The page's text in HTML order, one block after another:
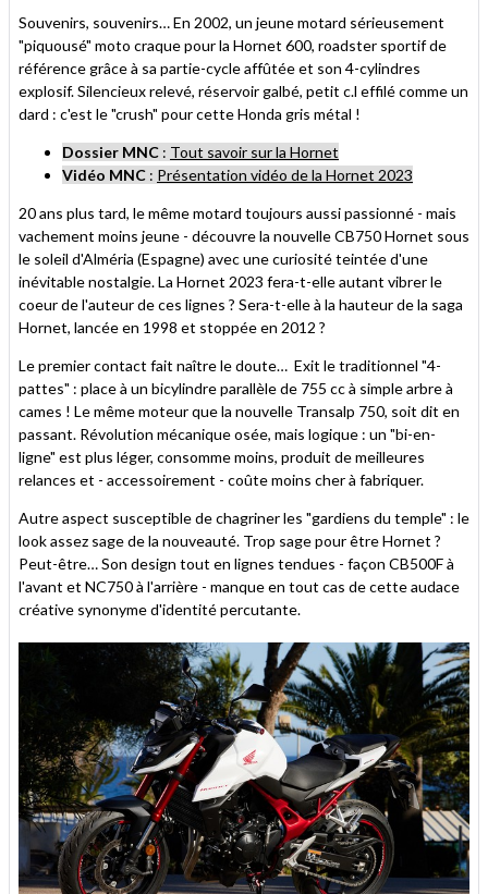
Souvenirs, souvenirs… En 2002, un jeune motard sérieusement
"piquousé" moto craque pour la Hornet 600, roadster sportif de
référence grâce à sa partie-cycle affûtée et son 4-cylindres
explosif. Silencieux relevé, réservoir galbé, petit c.l effilé comme un
dard : c'est le "crush" pour cette Honda gris métal !
Dossier MNC : Tout savoir sur la Hornet
Vidéo MNC : Présentation vidéo de la Hornet 2023
20 ans plus tard, le même motard toujours aussi passionné - mais
vachement moins jeune - découvre la nouvelle CB750 Hornet sous
le soleil d'Alméria (Espagne) avec une curiosité teintée d'une
inévitable nostalgie. La Hornet 2023 fera-t-elle autant vibrer le
coeur de l'auteur de ces lignes ? Sera-t-elle à la hauteur de la saga
Hornet, lancée en 1998 et stoppée en 2012 ?
Le premier contact fait naître le doute… Exit le traditionnel "4-
pattes" : place à un bicylindre parallèle de 755 cc à simple arbre à
cames ! Le même moteur que la nouvelle Transalp 750, soit dit en
passant. Révolution mécanique osée, mais logique : un "bi-en-
ligne" est plus léger, consomme moins, produit de meilleures
relances et - accessoirement - coûte moins cher à fabriquer.
Autre aspect susceptible de chagriner les "gardiens du temple" : le
look assez sage de la nouveauté. Trop sage pour être Hornet ?
Peut-être… Son design tout en lignes tendues - façon CB500F à
l'avant et NC750 à l'arrière - manque en tout cas de cette audace
créative synonyme d'identité percutante.